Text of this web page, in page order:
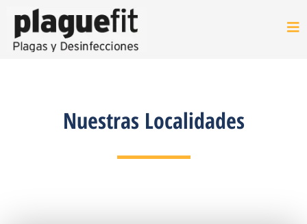
Nuestras Localidades